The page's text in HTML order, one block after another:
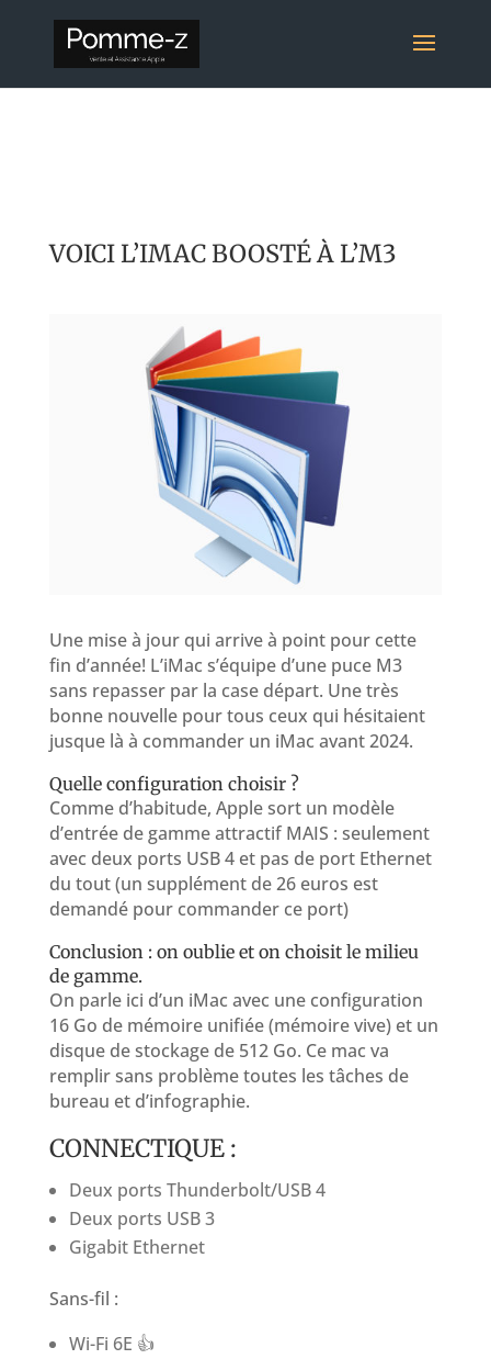
VOICI L’IMAC BOOSTÉ À L’M3
Une mise à jour qui arrive à point pour cette
fin d’année! L’iMac s’équipe d’une puce M3
sans repasser par la case départ. Une très
bonne nouvelle pour tous ceux qui hésitaient
jusque là à commander un iMac avant 2024.
Quelle configuration choisir ?
Comme d’habitude, Apple sort un modèle
d’entrée de gamme attractif MAIS : seulement
avec deux ports USB 4 et pas de port Ethernet
du tout (un supplément de 26 euros est
demandé pour commander ce port)
Conclusion : on oublie et on choisit le milieu
de gamme.
On parle ici d’un iMac avec une configuration
16 Go de mémoire unifiée (mémoire vive) et un
disque de stockage de 512 Go. Ce mac va
remplir sans problème toutes les tâches de
bureau et d’infographie.
CONNECTIQUE :
Deux ports Thunderbolt/USB 4
Deux ports USB 3
Gigabit Ethernet
Sans-fil :
Wi-Fi 6E 👍